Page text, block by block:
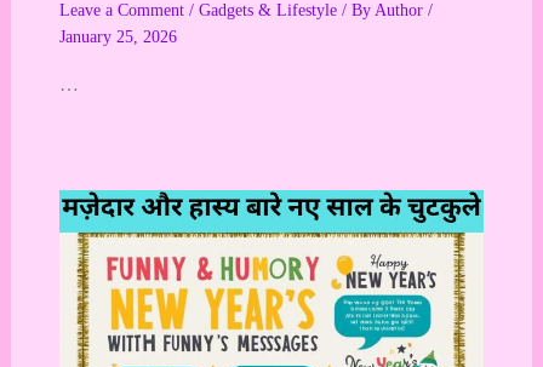
Leave a Comment / Gadgets & Lifestyle/ By Author /
January 25, 2026
…